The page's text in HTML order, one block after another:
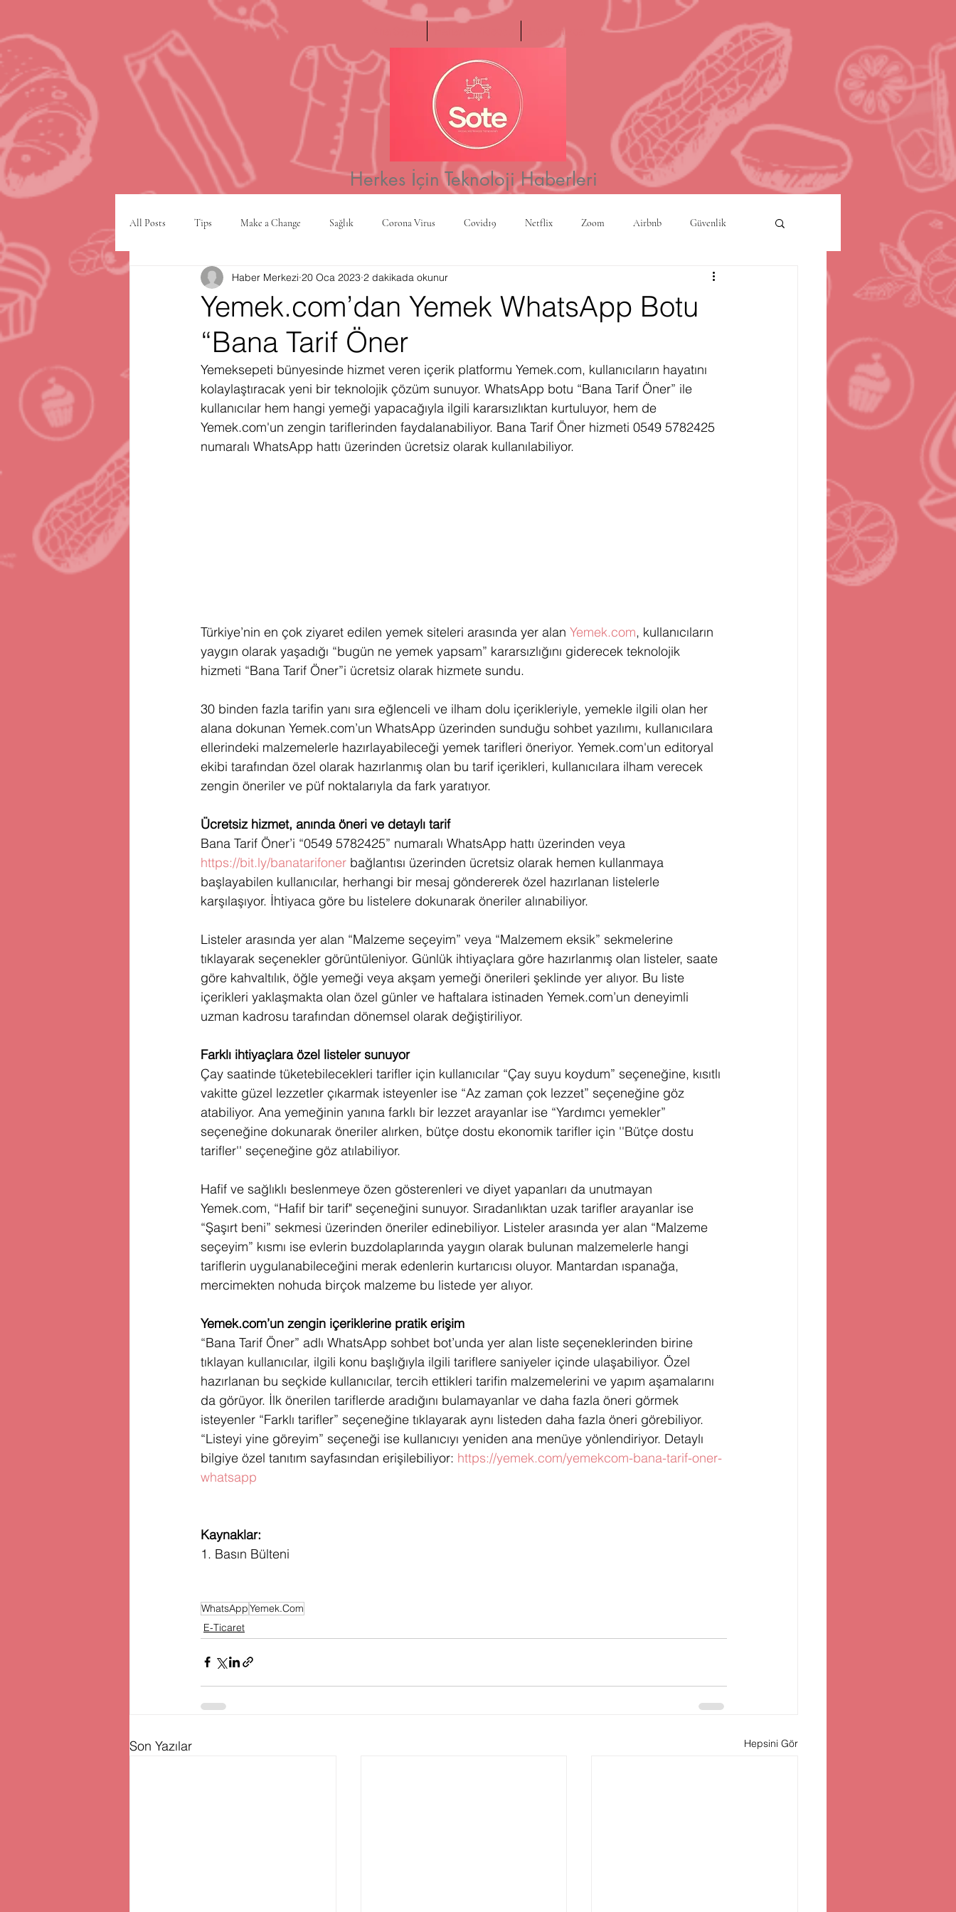
Hakkımızda
Herkes İçin Teknoloji Haberleri
All Posts Tips Make a Change Sağlık Corona Virus Covid19 Netflix Zoom Airbnb Güvenlik
VPN şehir planlama Yapay Zeka Kripto Para Akıllı Şehirler
Firma Satınalma Hediye Çekilişi Fintech
Avrupa Birliği Enerji Pazar Araştırması
Yemek.com’dan Yemek WhatsApp Botu
“Bana Tarif Öner
Haber Merkezi 20 Oca 2023 2 dakikada okunur
Yemeksepeti bünyesinde hizmet veren içerik platformu Yemek.com, kullanıcıların hayatını
kolaylaştıracak yeni bir teknolojik çözüm sunuyor. WhatsApp botu “Bana Tarif Öner” ile
kullanıcılar hem hangi yemeği yapacağıyla ilgili kararsızlıktan kurtuluyor, hem de
Yemek.com'un zengin tariflerinden faydalanabiliyor. Bana Tarif Öner hizmeti 0549 5782425
numaralı WhatsApp hattı üzerinden ücretsiz olarak kullanılabiliyor.
Türkiye’nin en çok ziyaret edilen yemek siteleri arasında yer alan Yemek.com, kullanıcıların
yaygın olarak yaşadığı “bugün ne yemek yapsam” kararsızlığını giderecek teknolojik
hizmeti “Bana Tarif Öner”i ücretsiz olarak hizmete sundu.
30 binden fazla tarifin yanı sıra eğlenceli ve ilham dolu içerikleriyle, yemekle ilgili olan her
alana dokunan Yemek.com’un WhatsApp üzerinden sunduğu sohbet yazılımı, kullanıcılara
ellerindeki malzemelerle hazırlayabileceği yemek tarifleri öneriyor. Yemek.com'un editoryal
ekibi tarafından özel olarak hazırlanmış olan bu tarif içerikleri, kullanıcılara ilham verecek
zengin öneriler ve püf noktalarıyla da fark yaratıyor.
Ücretsiz hizmet, anında öneri ve detaylı tarif
Bana Tarif Öner’i “0549 5782425” numaralı WhatsApp hattı üzerinden veya
https://bit.ly/banatarifoner bağlantısı üzerinden ücretsiz olarak hemen kullanmaya
başlayabilen kullanıcılar, herhangi bir mesaj göndererek özel hazırlanan listelerle
karşılaşıyor. İhtiyaca göre bu listelere dokunarak öneriler alınabiliyor.
Listeler arasında yer alan “Malzeme seçeyim” veya “Malzemem eksik” sekmelerine
tıklayarak seçenekler görüntüleniyor. Günlük ihtiyaçlara göre hazırlanmış olan listeler, saate
göre kahvaltılık, öğle yemeği veya akşam yemeği önerileri şeklinde yer alıyor. Bu liste
içerikleri yaklaşmakta olan özel günler ve haftalara istinaden Yemek.com’un deneyimli
uzman kadrosu tarafından dönemsel olarak değiştiriliyor.
Farklı ihtiyaçlara özel listeler sunuyor
Çay saatinde tüketebilecekleri tarifler için kullanıcılar “Çay suyu koydum” seçeneğine, kısıtlı
vakitte güzel lezzetler çıkarmak isteyenler ise “Az zaman çok lezzet” seçeneğine göz
atabiliyor. Ana yemeğinin yanına farklı bir lezzet arayanlar ise “Yardımcı yemekler”
seçeneğine dokunarak öneriler alırken, bütçe dostu ekonomik tarifler için ''Bütçe dostu
tarifler'' seçeneğine göz atılabiliyor.
Hafif ve sağlıklı beslenmeye özen gösterenleri ve diyet yapanları da unutmayan
Yemek.com, “Hafif bir tarif" seçeneğini sunuyor. Sıradanlıktan uzak tarifler arayanlar ise
“Şaşırt beni” sekmesi üzerinden öneriler edinebiliyor. Listeler arasında yer alan “Malzeme
seçeyim” kısmı ise evlerin buzdolaplarında yaygın olarak bulunan malzemelerle hangi
tariflerin uygulanabileceğini merak edenlerin kurtarıcısı oluyor. Mantardan ıspanağa,
mercimekten nohuda birçok malzeme bu listede yer alıyor.
Yemek.com’un zengin içeriklerine pratik erişim
“Bana Tarif Öner” adlı WhatsApp sohbet bot’unda yer alan liste seçeneklerinden birine
tıklayan kullanıcılar, ilgili konu başlığıyla ilgili tariflere saniyeler içinde ulaşabiliyor. Özel
hazırlanan bu seçkide kullanıcılar, tercih ettikleri tarifin malzemelerini ve yapım aşamalarını
da görüyor. İlk önerilen tariflerde aradığını bulamayanlar ve daha fazla öneri görmek
isteyenler “Farklı tarifler” seçeneğine tıklayarak aynı listeden daha fazla öneri görebiliyor.
“Listeyi yine göreyim” seçeneği ise kullanıcıyı yeniden ana menüye yönlendiriyor. Detaylı
bilgiye özel tanıtım sayfasından erişilebiliyor: https://yemek.com/yemekcom-bana-tarif-oner-
whatsapp
Kaynaklar:
1. Basın Bülteni
WhatsAppYemek.Com
E-Ticaret
Son Yazılar Hepsini Gör